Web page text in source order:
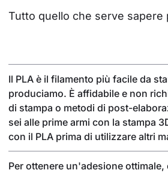
Tutto quello che serve sapere
Il PLA è il filamento più facile da
produciamo. È affidabile e non
di stampa o metodi di post-
sei alle prime armi con la stampa
con il PLA prima di utilizzare altri
Per ottenere un'adesione ottimale,